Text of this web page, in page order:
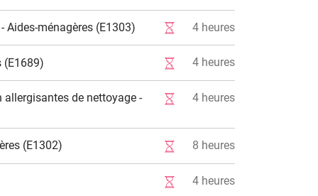
Aides-ménagères (E1303) 4 heures
(E1689) 4 heures
de nettoyage - 4 heures
(E1302) 8 heures
4 heures